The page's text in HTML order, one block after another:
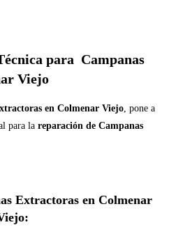
para Campanas
Viejo
en Colmenar Viejo, pone a
para la reparación de Campanas
Extractoras en Colmenar